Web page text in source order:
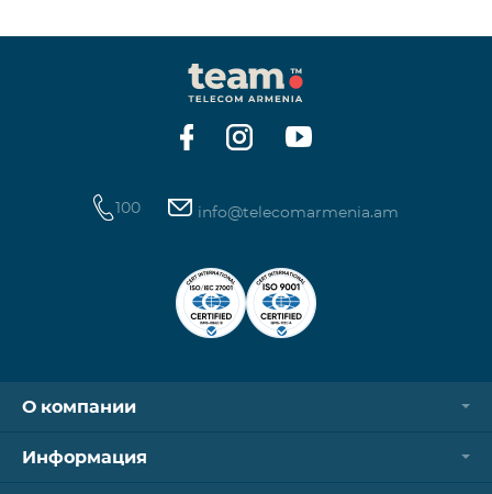
100 info@telecomarmenia.am
О компании
Информация